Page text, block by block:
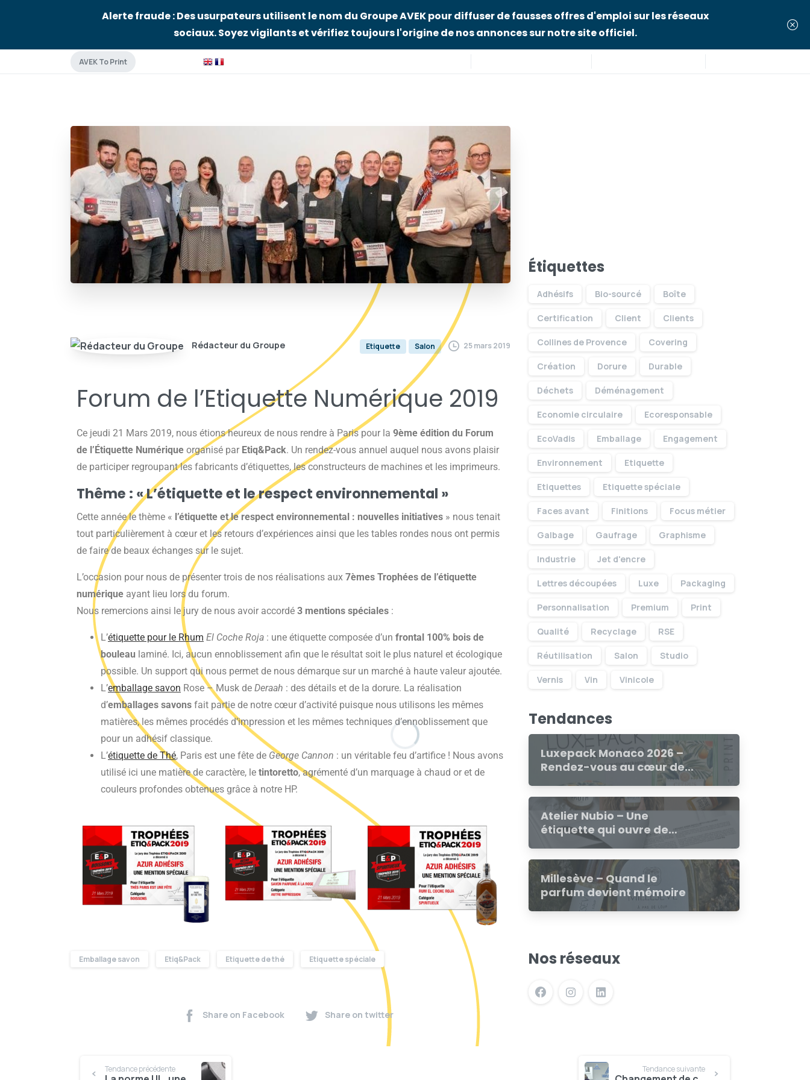
Alerte fraude : Des usurpateurs utilisent le nom du Groupe AVEK pour diffuser de fausses offres d'emploi sur les réseaux
sociaux. Soyez vigilants et vérifiez toujours l'origine de nos annonces sur notre site officiel.
AVEK To Print
Rédacteur du Groupe Etiquette Salon 25 mars 2019
Forum de l’Etiquette Numérique 2019
Ce jeudi 21 Mars 2019, nous étions heureux de nous rendre à Paris pour la 9ème édition du Forum
de l’Étiquette Numérique organisé par Etiq&Pack. Un rendez-vous annuel auquel nous avons plaisir
de participer regroupant les fabricants d’étiquettes, les constructeurs de machines et les imprimeurs.
Thême : « L’étiquette et le respect environnemental »
Cette année le thème « l’étiquette et le respect environnemental : nouvelles initiatives » nous tenait
tout particulièrement à cœur et les retours d’expériences ainsi que les tables rondes nous ont permis
de faire de beaux échanges sur le sujet.
L’occasion pour nous de présenter trois de nos réalisations aux 7èmes Trophées de l’étiquette
numérique ayant lieu lors du forum.
Nous remercions ainsi le jury de nous avoir accordé 3 mentions spéciales :
L’étiquette pour le Rhum El Coche Roja : une étiquette composée d’un frontal 100% bois de
bouleau laminé. Ici, aucun ennoblissement afin que le résultat soit le plus naturel et écologique
possible. Un support qui nous permet de nous démarque sur un marché à haute valeur ajoutée.
L’emballage savon Rose – Musk de Deraah : des détails et de la dorure. La réalisation
d’emballages savons fait partie de notre cœur d’activité puisque nous utilisons les mêmes
matières, les mêmes procédés d’impression et les mêmes techniques d’ennoblissement que
pour un adhésif classique.
L’étiquette de Thé, Paris est une fête de George Cannon : un véritable feu d’artifice ! Nous avons
utilisé ici une matière de caractère, le tintoretto, agrémenté d’un marquage à chaud or et de
couleurs profondes obtenues grâce à notre HP.
Emballage savon Etiq&Pack Etiquette de thé Etiquette spéciale
Share on Facebook Share on twitter
Étiquettes
Adhésifs Bio-sourcé Boîte
Certification Client Clients
Collines de Provence Covering
Création Dorure Durable
Déchets Déménagement
Economie circulaire Ecoresponsable
EcoVadis Emballage Engagement
Environnement Etiquette
Etiquettes Etiquette spéciale
Faces avant Finitions Focus métier
Galbage Gaufrage Graphisme
Industrie Jet d'encre
Lettres découpées Luxe Packaging
Personnalisation Premium Print
Qualité Recyclage RSE
Réutilisation Salon Studio
Vernis Vin Vinicole
Tendances
Luxepack Monaco 2026 –
Rendez-vous au cœur de
l’innovation luxe
Atelier Nubio – Une
étiquette qui ouvre de
nouvelles perspectives
Millesève – Quand le
parfum devient mémoire
Nos réseaux
Tendance précédente Tendance suivante